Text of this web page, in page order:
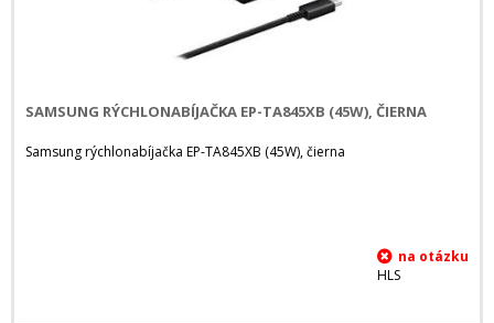
SAMSUNG RÝCHLONABÍJAČKA EP-TA845XB (45W), ČIERNA
Samsung rýchlonabíjačka EP-TA845XB (45W), čierna
HLS